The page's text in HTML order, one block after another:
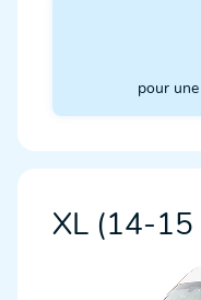
pour
XL (14-15